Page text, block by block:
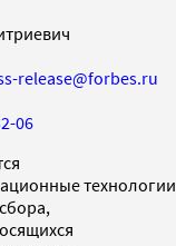
release@forbes.ru
06
технологии